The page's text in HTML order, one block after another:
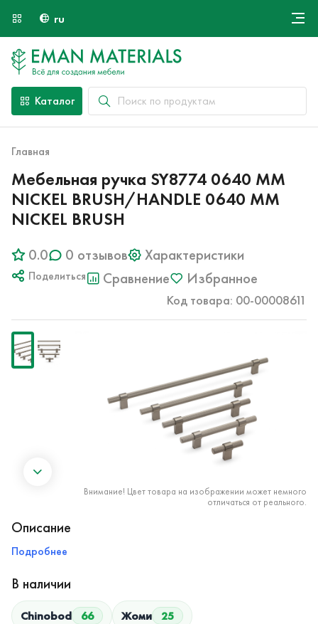
ru
Оплата и доставка
Каталог
Главная
Мебельная ручка SY8774 0640 MM
NICKEL BRUSH/HANDLE 0640 MM
NICKEL BRUSH
0.0 0 отзывов Характеристики
Поделиться Сравнение Избранное
Код товара: 00-00008611
Внимание! Цвет товара на изображении может немного
отличаться от реального.
Описание
Подробнее
В наличии
Chinobod 66 Жоми 25